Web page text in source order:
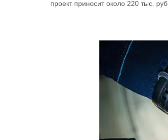
проект приносит около 220 тыс.